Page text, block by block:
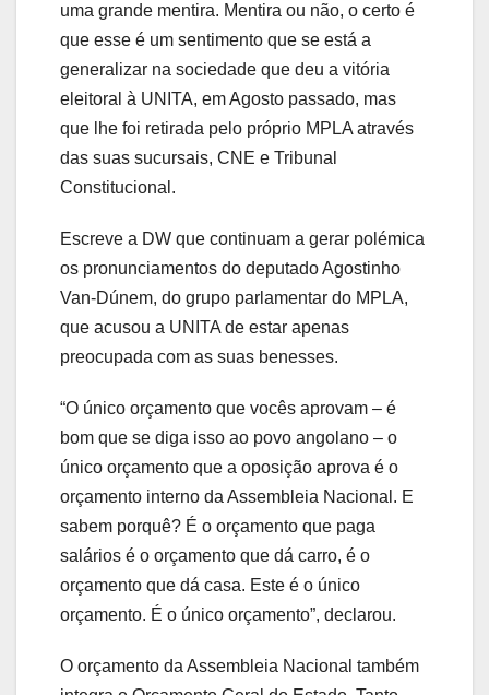
uma grande mentira. Mentira ou não, o certo é
que esse é um sentimento que se está a
generalizar na sociedade que deu a vitória
eleitoral à UNITA, em Agosto passado, mas
que lhe foi retirada pelo próprio MPLA através
das suas sucursais, CNE e Tribunal
Constitucional.
Escreve a DW que continuam a gerar polémica
os pronunciamentos do deputado Agostinho
Van-Dúnem, do grupo parlamentar do MPLA,
que acusou a UNITA de estar apenas
preocupada com as suas benesses.
“O único orçamento que vocês aprovam – é
bom que se diga isso ao povo angolano – o
único orçamento que a oposição aprova é o
orçamento interno da Assembleia Nacional. E
sabem porquê? É o orçamento que paga
salários é o orçamento que dá carro, é o
orçamento que dá casa. Este é o único
orçamento. É o único orçamento”, declarou.
O orçamento da Assembleia Nacional também